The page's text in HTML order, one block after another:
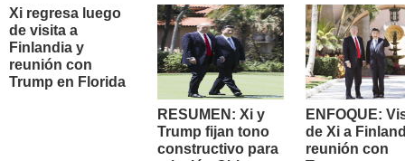
Xi regresa luego
de visita a
Finlandia y
reunión con
Trump en Florida
RESUMEN: Xi y
Trump fijan tono
constructivo para
ENFOQUE:
de Xi a
reunión con